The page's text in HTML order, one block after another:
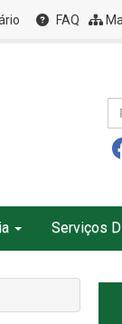
FAQ
Serviços